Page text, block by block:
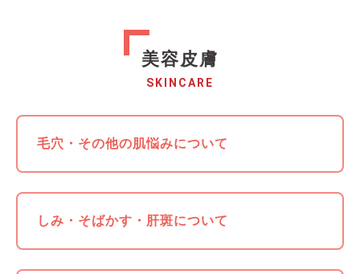
美容皮膚
SKINCARE
毛穴・その他の肌悩みについて
しみ・そばかす・肝斑について